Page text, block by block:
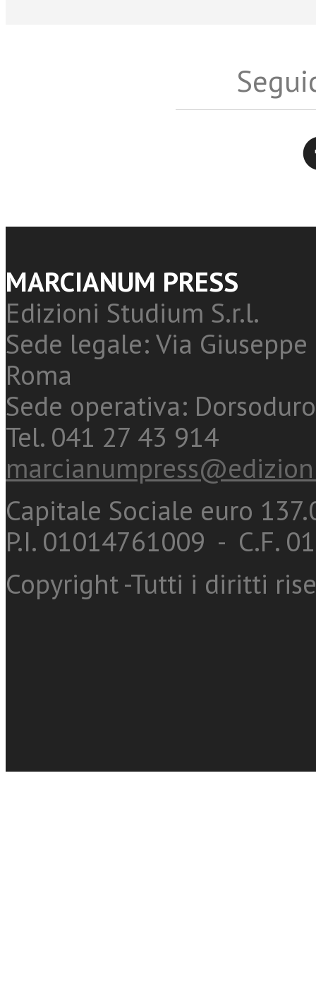
MARCIANUM PRESS
Edizioni Studium S.r.l.
Sede legale: Via
Roma
Sede operativa:
Tel. 041 27 43 914
Capitale Sociale euro
P.I. 01014761009 - C.F.
Copyright -Tutti i diritti